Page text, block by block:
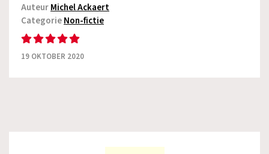
AuteurMichel Ackaert
CategorieNon-fictie
19 OKTOBER 2020